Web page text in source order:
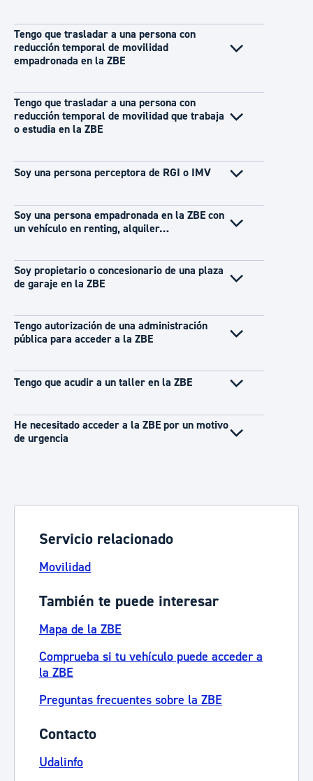
Tengo que trasladar a una persona con
reducción temporal de movilidad
empadronada en la ZBE
Tengo que trasladar a una persona con
reducción temporal de movilidad que trabaja
o estudia en la ZBE
Soy una persona perceptora de RGI o IMV
Soy una persona empadronada en la ZBE con
un vehículo en renting, alquiler…
Soy propietario o concesionario de una plaza
de garaje en la ZBE
Tengo autorización de una administración
pública para acceder a la ZBE
Tengo que acudir a un taller en la ZBE
He necesitado acceder a la ZBE por un motivo
de urgencia
Servicio relacionado
Movilidad
También te puede interesar
Mapa de la ZBE
Comprueba si tu vehículo puede acceder a
la ZBE
Preguntas frecuentes sobre la ZBE
Contacto
Udalinfo